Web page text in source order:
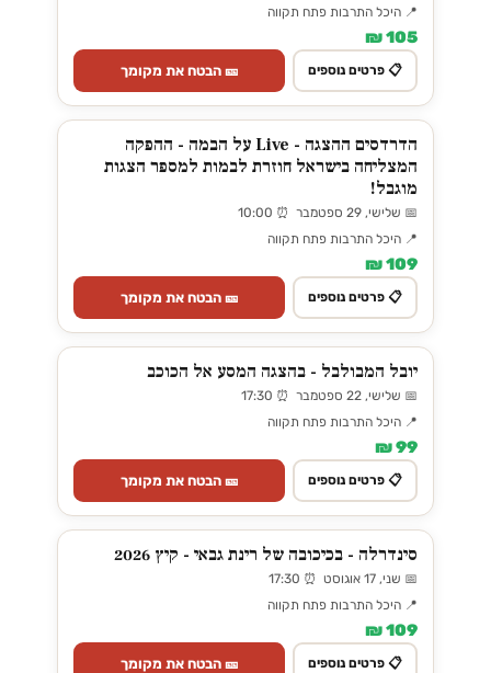
📍 היכל התרבות פתח תקווה
105 ₪
📋 פרטים נוספים 🎫 הבטח את מקומך
הדרדסים ההצגה - Live על הבמה - ההפקה
המצליחה בישראל חוזרת לבמות למספר הצגות
מוגבל!
📅 שלישי, 29 ספטמבר ⏰ 10:00
📍 היכל התרבות פתח תקווה
109 ₪
📋 פרטים נוספים 🎫 הבטח את מקומך
יובל המבולבל - בהצגה המסע אל הכוכב
📅 שלישי, 22 ספטמבר ⏰ 17:30
📍 היכל התרבות פתח תקווה
99 ₪
📋 פרטים נוספים 🎫 הבטח את מקומך
סינדרלה - בכיכובה של רינת גבאי - קיץ 2026
📅 שני, 17 אוגוסט ⏰ 17:30
📍 היכל התרבות פתח תקווה
109 ₪
📋 פרטים נוספים 🎫 הבטח את מקומך